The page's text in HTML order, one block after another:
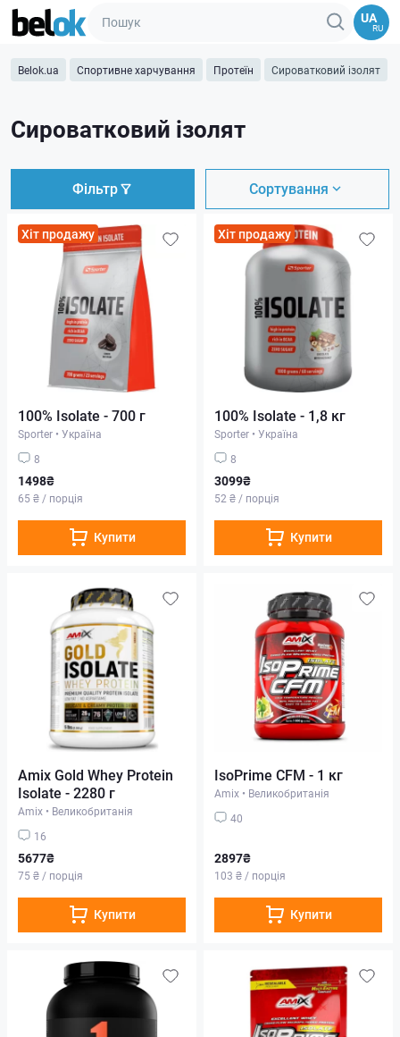
UA
RU
Belok.ua Спортивне харчування Протеїн Сироватковий ізолят
Сироватковий ізолят
Фільтр Сортування
Хіт продажу
100% Isolate - 700 г
Sporter • Україна
8
1498₴
65 ₴ / порція
Купити
Хіт продажу
100% Isolate - 1,8 кг
Sporter • Україна
8
3099₴
52 ₴ / порція
Купити
Amix Gold Whey Protein
Isolate - 2280 г
Amix • Великобританія
16
5677₴
75 ₴ / порція
Купити
IsoPrime CFM - 1 кг
Amix • Великобританія
40
2897₴
103 ₴ / порція
Купити